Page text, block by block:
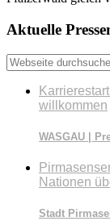
Seitenspalte
Aktuelle
Webseite
durchsuchen
willkommen
WASGAU |
Nationen
Stadt